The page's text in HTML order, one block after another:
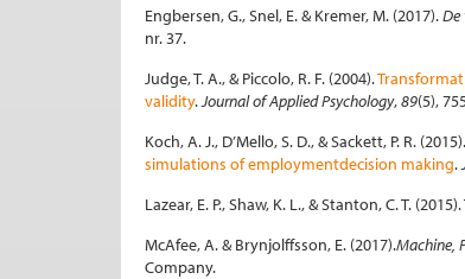
Engbersen, G., Snel, E. & Kremer, M. (2017).De
nr. 37.
Judge, T. A., & Piccolo, R. F. (2004).
validity.Journal of Applied Psychology,89(5),
Koch, A. J., D’Mello, S. D., & Sackett, P. R. (2015).
simulations of employmentdecision making.
Lazear, E. P., Shaw, K. L., & Stanton, C. T.
McAfee, A. & Brynjolffsson, E. (2017).Machine,
Company.